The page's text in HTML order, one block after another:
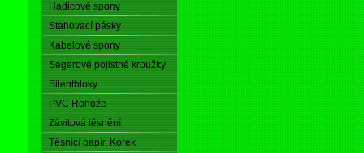
Hadicové spony
Stahovací pásky
Kabelové spony
Segerové pojistné kroužky
Silentbloky
PVC Rohože
Závitová těsnění
Těsnící papír, Korek